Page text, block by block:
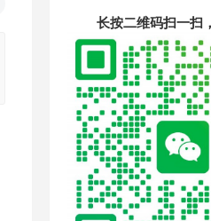
长按二维码扫一扫